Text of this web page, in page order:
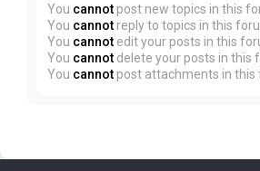
You cannot post new topics in this
You cannot reply to topics in this
You cannot edit your posts in this
You cannot delete your posts in this
You cannot post attachments in this